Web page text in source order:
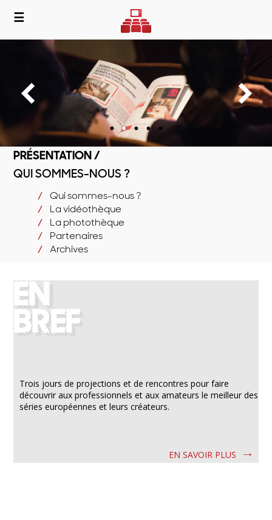
☰
PRÉSENTATION /
QUI SOMMES-NOUS ?
Qui sommes-nous ?
La vidéothèque
La photothèque
Partenaires
Archives
Trois jours de projections et de rencontres pour faire
découvrir aux professionnels et aux amateurs le meilleur des
séries européennes et leurs créateurs.
EN SAVOIR PLUS